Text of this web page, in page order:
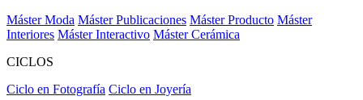
Máster Moda Máster Publicaciones Máster Producto Máster
Interiores Máster Interactivo Máster Cerámica
CICLOS
Ciclo en Fotografía Ciclo en Joyería